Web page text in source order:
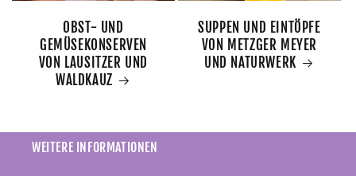
OBST- UND
GEMÜSEKONSERVEN
VON LAUSITZER UND
WALDKAUZ
SUPPEN UND EINTÖPFE
VON METZGER MEYER
UND NATURWERK
WEITERE INFORMATIONEN